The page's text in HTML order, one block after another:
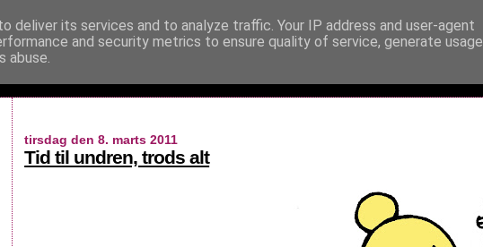
tirsdag den 8. marts 2011
Tid til undren, trods alt
deliver its services and to analyze traffic. Your IP address and user-agent
and security metrics to ensure quality of service, generate usage
abuse.